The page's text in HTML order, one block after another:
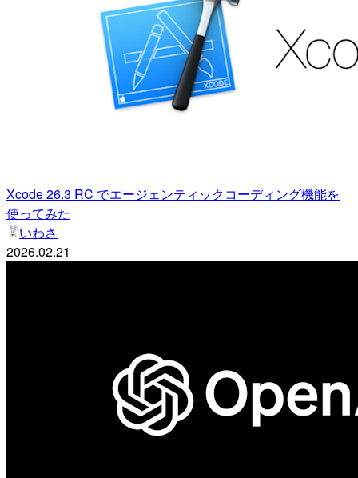
Xcode 26.3 RC でエージェンティックコーディング機能を
使ってみた
いわさ
2026.02.21